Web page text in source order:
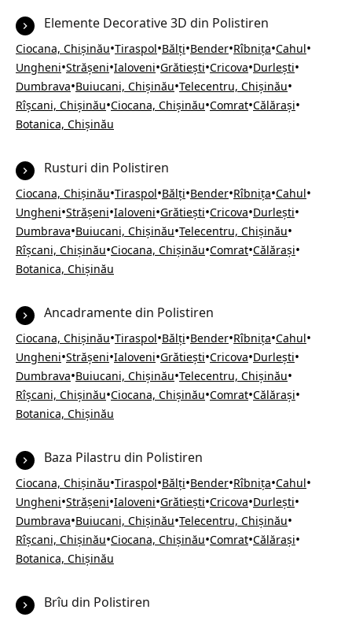
Elemente Decorative 3D din Polistiren
Ciocana, Chișinău•Tiraspol•Bălți•Bender•Rîbnița•Cahul•
Ungheni•Strășeni•Ialoveni•Grătiești•Cricova•Durlești•
Dumbrava•Buiucani, Chișinău•Telecentru, Chișinău•
Rîșcani, Chișinău•Ciocana, Chișinău•Comrat•Călărași•
Botanica, Chișinău
Rusturi din Polistiren
Ciocana, Chișinău•Tiraspol•Bălți•Bender•Rîbnița•Cahul•
Ungheni•Strășeni•Ialoveni•Grătiești•Cricova•Durlești•
Dumbrava•Buiucani, Chișinău•Telecentru, Chișinău•
Rîșcani, Chișinău•Ciocana, Chișinău•Comrat•Călărași•
Botanica, Chișinău
Ancadramente din Polistiren
Ciocana, Chișinău•Tiraspol•Bălți•Bender•Rîbnița•Cahul•
Ungheni•Strășeni•Ialoveni•Grătiești•Cricova•Durlești•
Dumbrava•Buiucani, Chișinău•Telecentru, Chișinău•
Rîșcani, Chișinău•Ciocana, Chișinău•Comrat•Călărași•
Botanica, Chișinău
Baza Pilastru din Polistiren
Ciocana, Chișinău•Tiraspol•Bălți•Bender•Rîbnița•Cahul•
Ungheni•Strășeni•Ialoveni•Grătiești•Cricova•Durlești•
Dumbrava•Buiucani, Chișinău•Telecentru, Chișinău•
Rîșcani, Chișinău•Ciocana, Chișinău•Comrat•Călărași•
Botanica, Chișinău
Brîu din Polistiren